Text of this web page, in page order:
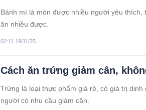
Bánh mì là món được nhiều người yêu thích,
ăn nhiều được.
02:11 19/11/25
Cách ăn trứng giảm cân,
Trứng là loại thực phẩm giá rẻ, có giá trị
người có nhu cầu giảm cân.